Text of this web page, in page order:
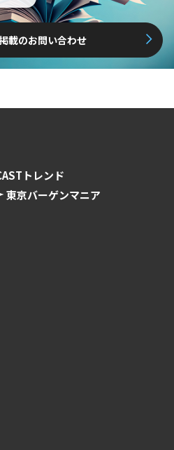
載のお問い合わせ
トレンド
東京バーゲンマニア